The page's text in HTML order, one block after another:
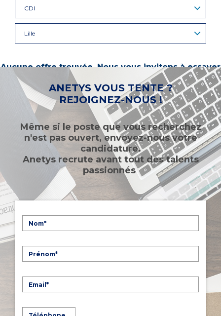
CDI
Lille
Aucune offre trouvée. Nous vous invitons à essayer
d’autres mots-clés ou à sélectionner un « métier ».
ANETYS VOUS TENTE ?
REJOIGNEZ-NOUS !
Même si le poste que vous recherchez
n'est pas ouvert, envoyez-nous votre
candidature.
Anetys recrute avant tout des talents
passionnés